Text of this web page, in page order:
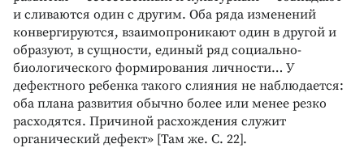
и сливаются один с другим. Оба ряда изменений
конвергируются, взаимопроникают один в другой и
образуют, в сущности, единый ряд социально-
биологического формирования личности… У
дефектного ребенка такого слияния не наблюдается:
оба плана развития обычно более или менее резко
расходятся. Причиной расхождения служит
органический дефект» [Там же. С. 22].